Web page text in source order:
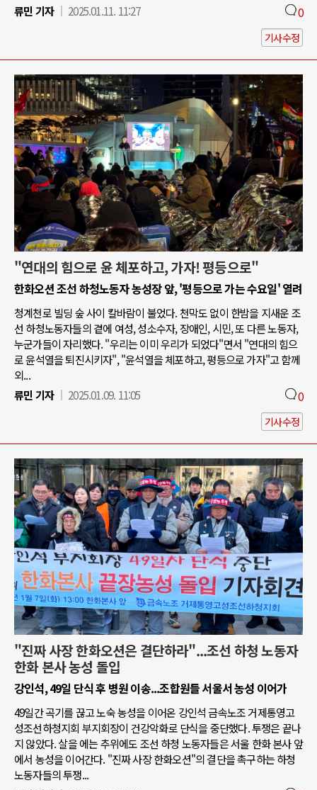
류민 기자
2025.01.11. 11:27 0
기사수정
"연대의 힘으로 윤 체포하고, 가자! 평등으로"
한화오션 조선 하청노동자 농성장 앞, '평등으로 가는 수요일' 열려
청계천로 빌딩 숲 사이 칼바람이 불었다. 천막도 없이 한밤을 지새운 조
선 하청노동자들의 곁에 여성, 성소수자, 장애인, 시민, 또 다른 노동자,
누군가들이 자리했다. "우리는 이미 우리가 되었다"면서 "연대의 힘으
로 윤석열을 퇴진시키자", "윤석열을 체포하고, 평등으로 가자"고 함께
외...
류민 기자
2025.01.09. 11:05 0
기사수정
"진짜 사장 한화오션은 결단하라"...조선 하청 노동자
한화 본사 농성 돌입
강인석, 49일 단식 후 병원 이송...조합원들 서울서 농성 이어가
49일간 곡기를 끊고 노숙 농성을 이어온 강인석 금속노조 거제통영고
성조선하청지회 부지회장이 건강악화로 단식을 중단했다. 투쟁은 끝나
지 않았다. 살을 에는 추위에도 조선 하청 노동자들은 서울 한화 본사 앞
에서 농성을 이어간다. "진짜 사장 한화오션"의 결단을 촉구하는 하청
노동자들의 투쟁...